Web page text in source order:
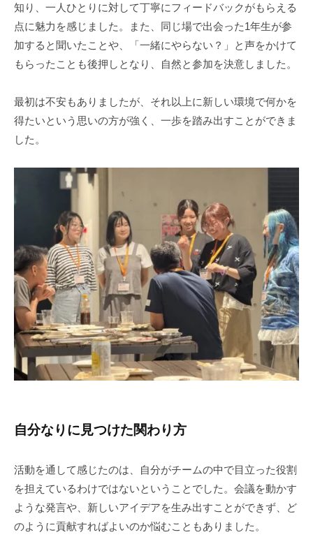
知り、一人ひとりに対して丁寧にフィードバックがもらえる
点に魅力を感じました。また、同じ場で出会った1年生が参
加すると聞いたことや、「一緒にやらない？」と声をかけて
もらったことも後押しとなり、自然と参加を決意しました。
最初は不安もありましたが、それ以上に新しい環境で何かを
得たいという思いの方が強く、一歩を踏み出すことができま
した。
自分なりに見つけた関わり方
活動を通して感じたのは、自分がチームの中で目立った役割
を担えているわけではないということでした。会議を動かす
ような発言や、新しいアイデアを生み出すことができず、ど
のように貢献すればよいのか悩むこともありました。